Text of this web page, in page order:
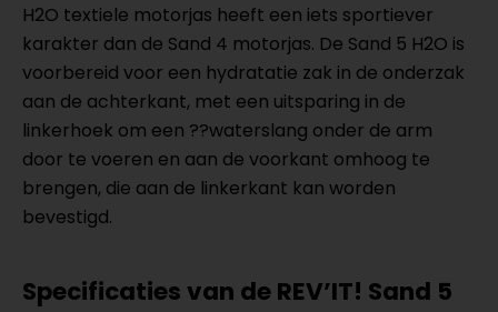
H2O textiele motorjas heeft een iets sportiever
karakter dan de Sand 4 motorjas. De Sand 5 H2O is
voorbereid voor een hydratatie zak in de onderzak
aan de achterkant, met een uitsparing in de
linkerhoek om een ??waterslang onder de arm
door te voeren en aan de voorkant omhoog te
brengen, die aan de linkerkant kan worden
bevestigd.
Specificaties van de REV’IT! Sand 5